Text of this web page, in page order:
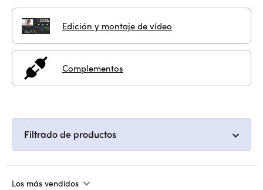
Edición y montaje de vídeo
Complementos
Filtrado de productos
Los más vendidos